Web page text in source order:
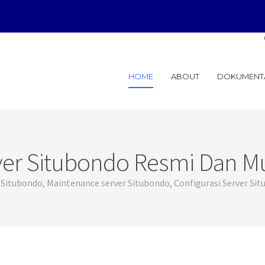
General
HOME ABOUT
Situbondo Resmi Dan
Maintenance server Situbondo, Configurasi Server